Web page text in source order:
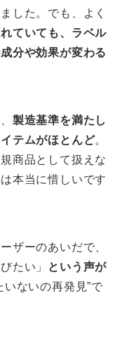
した。でも、よく
ていても、ラベル
分や効果が変わる
製造基準を満たし
テムがほとんど。
商品として扱えな
本当に惜しいです
ザーのあいだで、
たい」
という声が
いないの再発見”で